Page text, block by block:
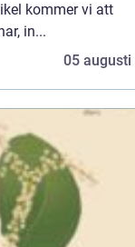
kommer vi att
in...
05 augusti